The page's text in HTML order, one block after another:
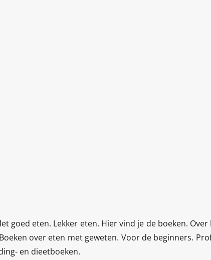
goed eten. Lekker eten. Hier vind je de boeken.
over eten met geweten. Voor de beginners.
en dieetboeken.